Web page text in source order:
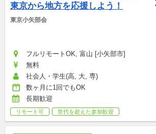
東京から地方を応援しよう！
東京小矢部会
フルリモートOK, 富山 [小矢部市]
無料
社会人・学生(高, 大, 専)
数ヶ月に1回でもOK
長期歓迎
リモート可 世代を超えた参加歓迎